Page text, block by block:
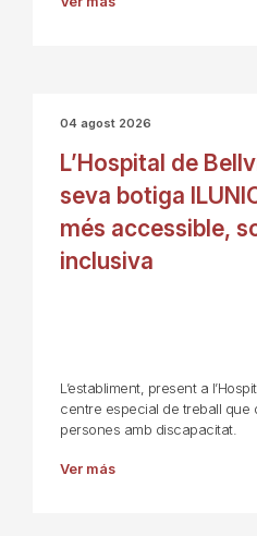
04 agost 2026
L’Hospital de
seva botiga
més accessible,
inclusiva
L’establiment, present a
centre especial de treball que
persones amb discapacitat.
Ver más